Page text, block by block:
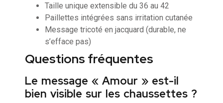
Taille unique extensible du 36 au 42
Paillettes intégrées sans irritation cutanée
Message tricoté en jacquard (durable, ne
s’efface pas)
Questions fréquentes
Le message « Amour » est-il
bien visible sur les chaussettes ?